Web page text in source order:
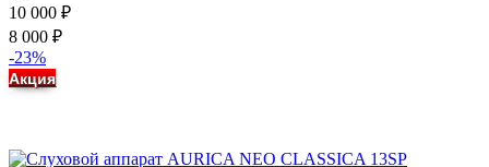
10 000 ₽
8 000 ₽
-23%
Акция